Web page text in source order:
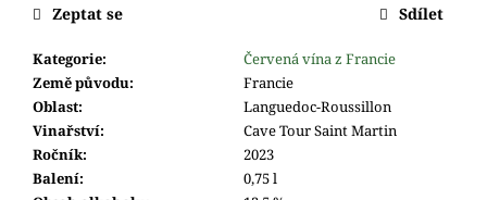
Kategorie:
Červená vína z Francie
Země původu:
Francie
Oblast:
Languedoc-Roussillon
Vinařství:
Cave Tour Saint Martin
Ročník:
2023
Balení:
0,75 l
Zeptat se Sdílet
m
e